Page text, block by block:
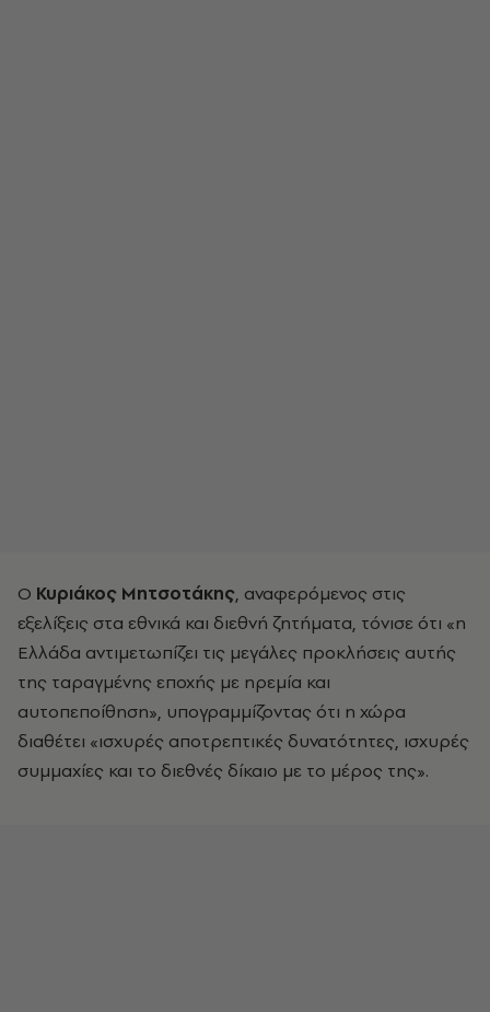
Ο Κυριάκος Μητσοτάκης, αναφερόμενος στις
εξελίξεις στα εθνικά και διεθνή ζητήματα, τόνισε ότι «η
Ελλάδα αντιμετωπίζει τις μεγάλες προκλήσεις αυτής
της ταραγμένης εποχής με ηρεμία και
αυτοπεποίθηση», υπογραμμίζοντας ότι η χώρα
διαθέτει «ισχυρές αποτρεπτικές δυνατότητες, ισχυρές
συμμαχίες και το διεθνές δίκαιο με το μέρος της».